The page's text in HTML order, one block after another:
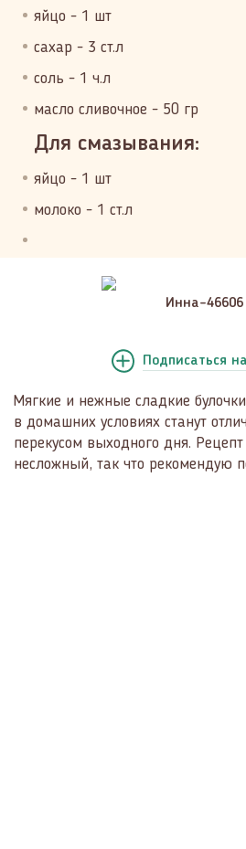
яйцо - 1 шт
сахар - 3 ст.л
соль - 1 ч.л
масло сливочное - 50 гр
Для смазывания:
яйцо - 1 шт
молоко - 1 ст.л
Инна-46606
Подписаться
Мягкие и нежные сладкие
в домашних условиях станут
перекусом выходного дня.
несложный, так что рекомендую